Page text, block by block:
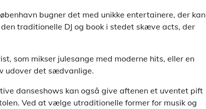
bugner det med unikke entertainere, der kan
traditionelle DJ og book i stedet skæve acts, der
som mikser julesange med moderne hits, eller en
udover det sædvanlige.
danseshows kan også give aftenen et uventet pift
Ved at vælge utraditionelle former for musik og